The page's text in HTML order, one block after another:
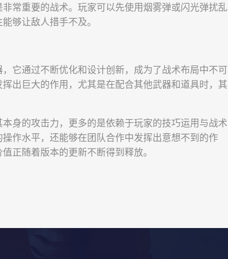
常重要的战术。玩家可以先使用烟雾弹或闪光弹扰乱
够让敌人措手不及。
它通过不断优化和设计创新，成为了战术布局中不可
出巨大的作用，尤其是在配合其他武器和道具时，其
身的攻击力，更多的是依赖于玩家的技巧运用与战术
作水平，还能够在团队合作中发挥出意想不到的作
正随着版本的更新不断得到释放。